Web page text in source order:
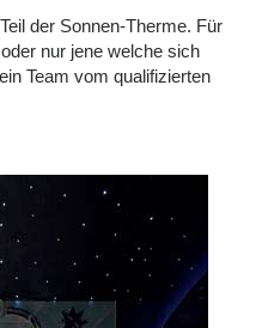
der Sonnen-Therme. Für
nur jene welche sich
Team vom qualifizierten